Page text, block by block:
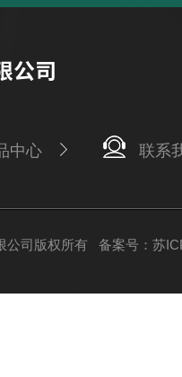
中心 联系
公司版权所有 备案号：苏